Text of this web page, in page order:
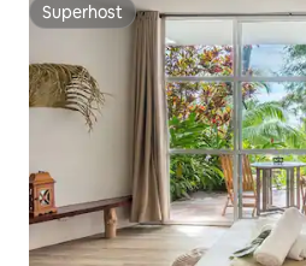
Superhost
Superhost